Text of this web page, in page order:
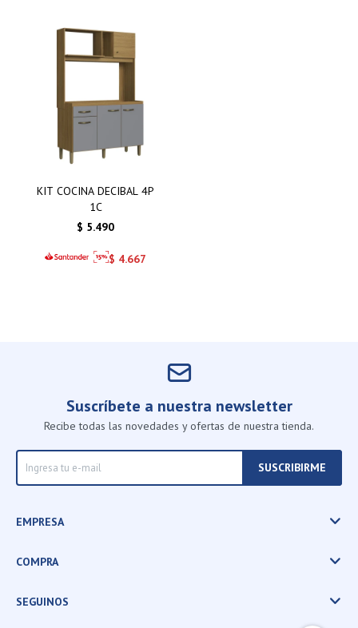
KIT COCINA DECIBAL 4P
1C
$ 5.490
$ 4.667
Suscríbete a nuestra newsletter
Recibe todas las novedades y ofertas de nuestra tienda.
SUSCRIBIRME
EMPRESA
COMPRA
SEGUINOS